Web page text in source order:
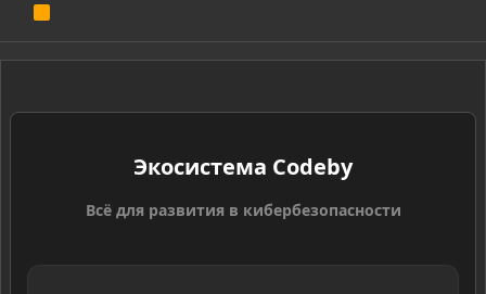
S
Экосистема Codeby
Всё для развития в кибербезопасности